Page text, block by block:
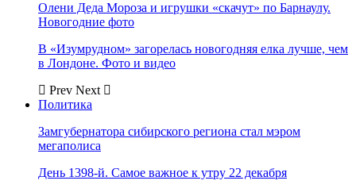
Олени Деда Мороза и игрушки «скачут» по Барнаулу.
Новогодние фото
В «Изумрудном» загорелась новогодняя елка лучше, чем
в Лондоне. Фото и видео
Prev Next
Политика
Замгубернатора сибирского региона стал мэром
мегаполиса
День 1398-й. Самое важное к утру 22 декабря